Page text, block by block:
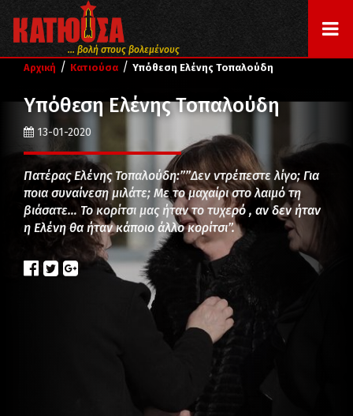
... βολή στους βολεμένους
Αρχική / Κατιούσα / Υπόθεση Ελένης Τοπαλούδη
Υπόθεση Ελένης Τοπαλούδη
13-01-2020
Πατέρας Ελένης Τοπαλούδη:””Δεν ντρέπεστε λίγο; Για
ποια συναίνεση μιλάτε; Με το μαχαίρι στο λαιμό τη
βιάσατε… Το κορίτσι μας ήταν το τυχερό , αν δεν ήταν
η Ελένη θα ήταν κάποιο άλλο κορίτσι”.